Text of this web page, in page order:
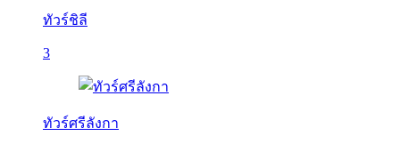
ทัวร์ชิลี
3
ทัวร์ศรีลังกา